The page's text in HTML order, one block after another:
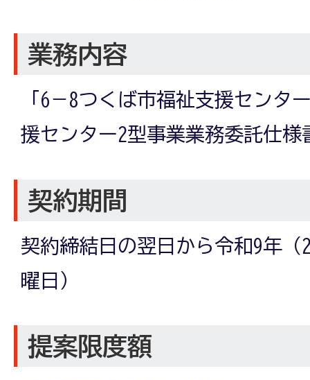
業務内容
「6－8つくば市福祉支援センタ
援センター2型事業業務委託仕様
契約期間
契約締結日の翌日から令和9年（
曜日）
提案限度額